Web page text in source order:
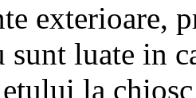
exterioare,
sunt luate in
la